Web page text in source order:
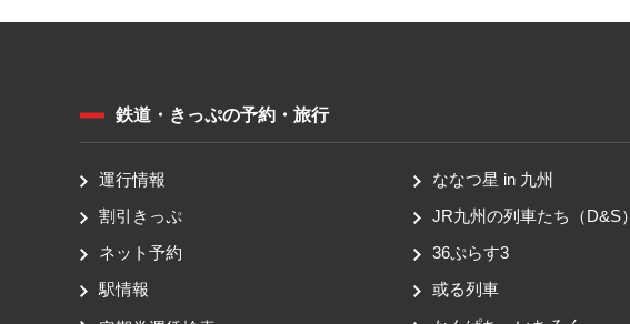
鉄道・きっぷの予約・旅行
運行情報
割引きっぷ
ネット予約
駅情報
ななつ星 in 九州
JR九州の列車たち（D&S）
36ぷらす3
或る列車